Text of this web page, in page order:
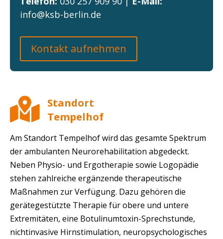
info@ksb-berlin.de
Kontakt aufnehmen
 Standort
Tempelhof
Am Standort Tempelhof wird das gesamte Spektrum
der ambulanten Neurorehabilitation abgedeckt.
Neben Physio- und Ergotherapie sowie Logopädie
stehen zahlreiche ergänzende therapeutische
Maßnahmen zur Verfügung. Dazu gehören die
gerätegestützte Therapie für obere und untere
Extremitäten, eine Botulinumtoxin-Sprechstunde,
nichtinvasive Hirnstimulation, neuropsychologisches